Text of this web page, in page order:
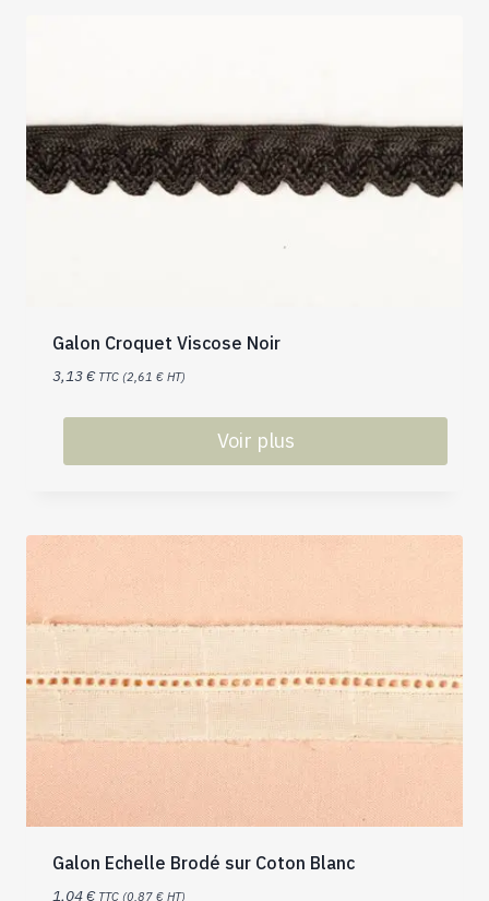
Galon Croquet Viscose Noir
3,13€ TTC (2,61 € HT)
Voir plus
Galon Echelle Brodé sur Coton Blanc
1,04€ TTC (0,87 € HT)